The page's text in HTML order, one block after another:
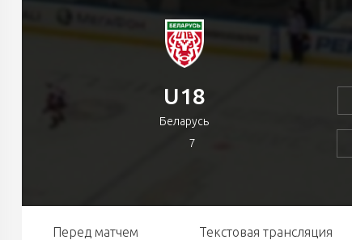
U18
Беларусь
7
Перед матчем Текстовая трансляция